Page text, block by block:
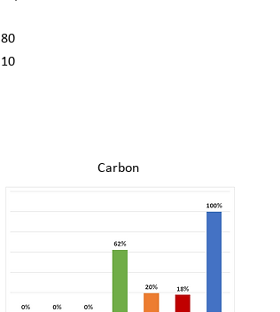
80
10
Carbon